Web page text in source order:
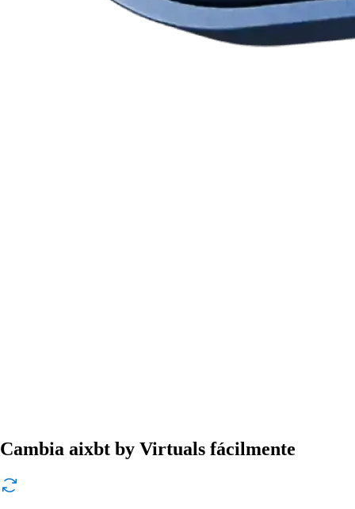
Cambia aixbt by Virtuals fácilmente